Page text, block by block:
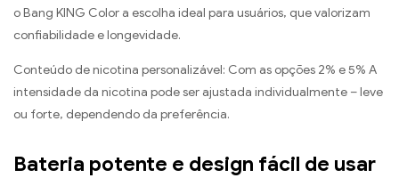
o Bang KING Color a escolha ideal para usuários, que valorizam
confiabilidade e longevidade.
Conteúdo de nicotina personalizável: Com as opções 2% e 5% A
intensidade da nicotina pode ser ajustada individualmente – leve
ou forte, dependendo da preferência.
Bateria potente e design fácil de usar